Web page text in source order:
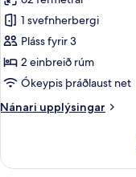
Íbúð
-
1
svefnherbergi
1 svefnherbergi
Pláss fyrir 3
2 einbreið rúm
Ókeypis þráðlaust net
Nánari upplýsingar
Nánari
-